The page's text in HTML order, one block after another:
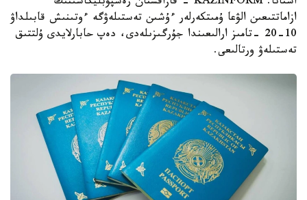
ازاماتتىعىن الۋعا ۇمىتكەرلەر ءۇشىن تەستىلەۋگە ءوتىنىش قابىلداۋ
10-20 -تامىز ارالىعىندا جۇرگىزىلەدى، دەپ حابارلايدى ۇلتتىق
تەستىلەۋ ورتالىعى.